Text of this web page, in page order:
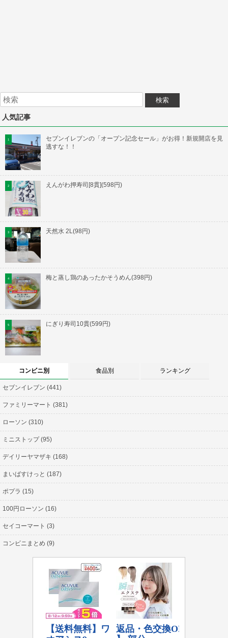
人気記事
セブンイレブンの「オープン記念セール」がお得！新規開店を見
逃すな！！
えんがわ押寿司[8貫](598円)
天然水 2L(98円)
梅と蒸し鶏のあったかそうめん(398円)
にぎり寿司10貫(599円)
コンビニ別 食品別 ランキング
セブンイレブン (441)
ファミリーマート (381)
ローソン (310)
ミニストップ (95)
デイリーヤマザキ (168)
まいばすけっと (187)
ポプラ (15)
100円ローソン (16)
セイコーマート (3)
コンビニまとめ (9)